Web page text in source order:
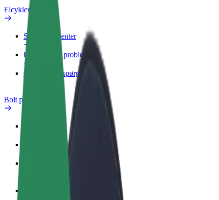
Elcykler
Sikkerhedscenter
Rapportér et problem
Ofte stillede spørgsmål
Bolt plus
Sådan bliver du medlem
Ofte stillede spørgsmål